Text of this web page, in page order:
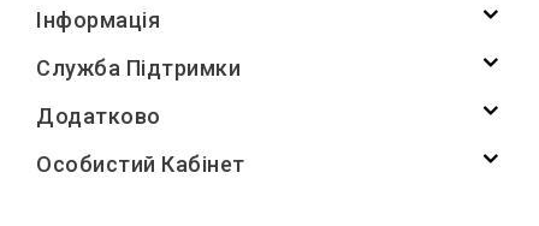
Інформація
Служба Підтримки
Додатково
Особистий Кабінет